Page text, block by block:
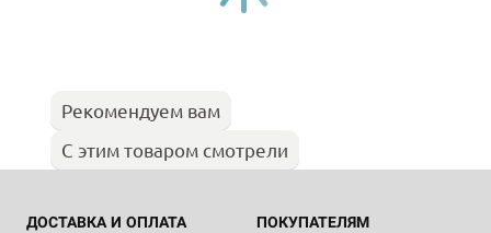
Рекомендуем вам
С этим товаром смотрели
ДОСТАВКА И ОПЛАТА ПОКУПАТЕЛЯМ